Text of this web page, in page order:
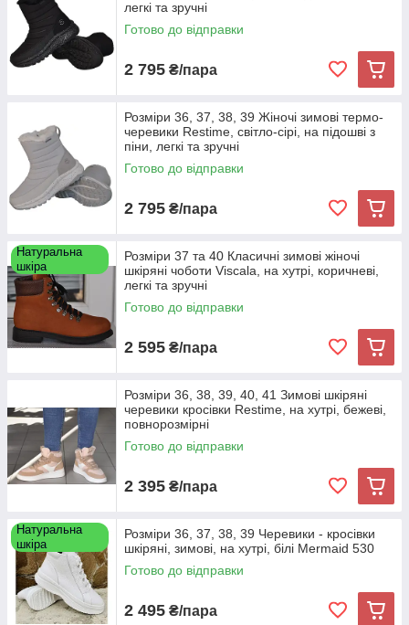
легкі та зручні
Готово до відправки
2 795 ₴/пара
Розміри 36, 37, 38, 39 Жіночі зимові термо-
черевики Restime, світло-сірі, на підошві з
піни, легкі та зручні
Готово до відправки
2 795 ₴/пара
Натуральна
шкіра
Розміри 37 та 40 Класичні зимові жіночі
шкіряні чоботи Viscala, на хутрі, коричневі,
легкі та зручні
Готово до відправки
2 595 ₴/пара
Розміри 36, 38, 39, 40, 41 Зимові шкіряні
черевики кросівки Restime, на хутрі, бежеві,
повнорозмірні
Готово до відправки
2 395 ₴/пара
Натуральна
шкіра
Розміри 36, 37, 38, 39 Черевики - кросівки
шкіряні, зимові, на хутрі, білі Mermaid 530
Готово до відправки
2 495 ₴/пара